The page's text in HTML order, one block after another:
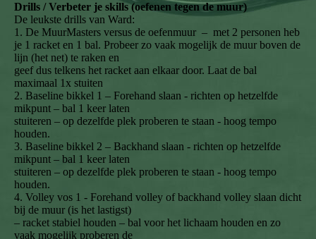
Drills / Verbeter je skills (oefenen tegen de muur)
De leukste drills van Ward:
1. De MuurMasters versus de oefenmuur – met 2 personen heb
je 1 racket en 1 bal. Probeer zo vaak mogelijk de muur boven de
lijn (het net) te raken en
geef dus telkens het racket aan elkaar door. Laat de bal
maximaal 1x stuiten
2. Baseline bikkel 1 – Forehand slaan - richten op hetzelfde
mikpunt – bal 1 keer laten
stuiteren – op dezelfde plek proberen te staan - hoog tempo
houden.
3. Baseline bikkel 2 – Backhand slaan - richten op hetzelfde
mikpunt – bal 1 keer laten
stuiteren – op dezelfde plek proberen te staan - hoog tempo
houden.
4. Volley vos 1 - Forehand volley of backhand volley slaan dicht
bij de muur (is het lastigst)
– racket stabiel houden – bal voor het lichaam houden en zo
vaak mogelijk proberen de